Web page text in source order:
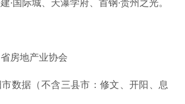
·国际城、天瀑学府、首钢·贵州之光。
房地产业协会
数据（不含三县市：修文、开阳、息